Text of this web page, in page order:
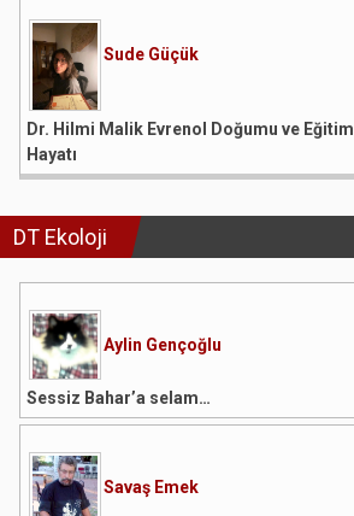
Sude Güçük
Dr. Hilmi Malik Evrenol Doğumu ve Eğitim
Hayatı
DT Ekoloji
Aylin Gençoğlu
Sessiz Bahar’a selam…
Savaş Emek